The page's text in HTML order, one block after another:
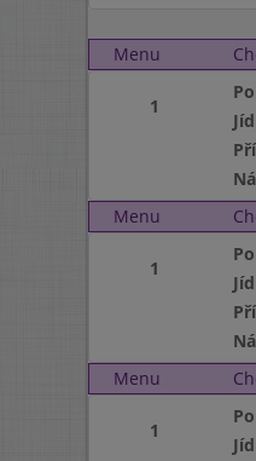
Menu
1
Menu
1
Menu
1